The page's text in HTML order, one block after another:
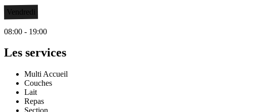
Vendredi
08:00 - 19:00
Les services
Multi Accueil
Couches
Lait
Repas